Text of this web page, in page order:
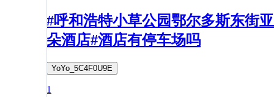
#呼和浩特小草公园鄂尔多斯东街亚
朵酒店#酒店有停车场吗
YoYo_5C4F0U9E
1